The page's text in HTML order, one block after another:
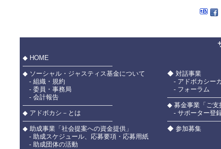
◆ HOME
――――――――――――――
◆ ソーシャル・ジャスティス基金について
- 組織・規約
- 委員・事務局
- 会計報告
――――――――――――――
◆ アドボカシ－とは
――――――――――――――
◆ 助成事業「社会提案への資金提供」
- 助成スケジュール、応募要項・応募用紙
- 助成団体の活動
◆ 対話事業
- アドボカシー
- フォーラム
◆ 募金事業「ご支
- サポーター登
◆ 参加募集